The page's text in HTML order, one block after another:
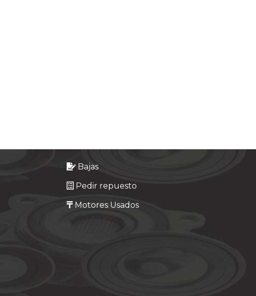
Bajas
Pedir repuesto
Motores Usados